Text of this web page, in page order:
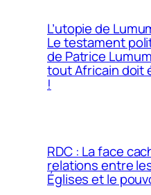
L’utopie de
Le testament
de Patrice
tout Africain doit
!
RDC : La face
relations entre
Églises et le